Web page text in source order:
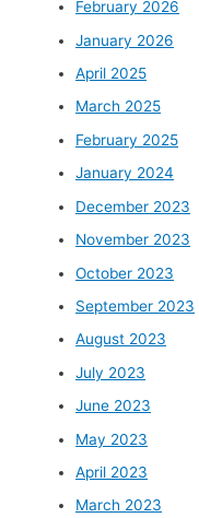
February 2026
January 2026
April 2025
March 2025
February 2025
January 2024
December 2023
November 2023
October 2023
September 2023
August 2023
July 2023
June 2023
May 2023
April 2023
March 2023